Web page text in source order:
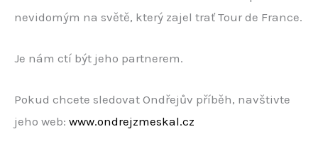
nevidomým na světě, který zajel trať Tour de France.
Je nám ctí být jeho partnerem.
Pokud chcete sledovat Ondřejův příběh, navštivte
jeho web: www.ondrejzmeskal.cz